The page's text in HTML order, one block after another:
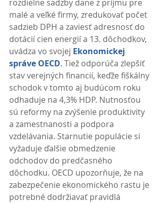
rozdielne sadzby dane z príjmu pre
malé a veľké firmy, zredukovať počet
sadzieb DPH a zaviesť adresnosť do
dotácií cien energií a 13. dôchodkov,
uvádza vo svojej Ekonomickej
správe OECD. Tiež odporúča zlepšiť
stav verejných financií, keďže fiškálny
schodok v tomto aj budúcom roku
odhaduje na 4,3% HDP. Nutnosťou
sú reformy na zvýšenie produktivity
a zamestnanosti a podpora
vzdelávania. Starnutie populácie si
vyžaduje ďalšie obmedzenie
odchodov do predčasného
dôchodku. OECD upozorňuje, že na
zabezpečenie ekonomického rastu je
potrebné dodržiavať pravidlá